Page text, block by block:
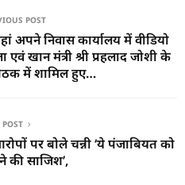
POST
अपने निवास कार्यालय में वीडियो
खान मंत्री श्री प्रहलाद जोशी के
में शामिल हुए…
POST
पर बोले चन्नी ‘ये पंजाबियत को
की साजिश’,